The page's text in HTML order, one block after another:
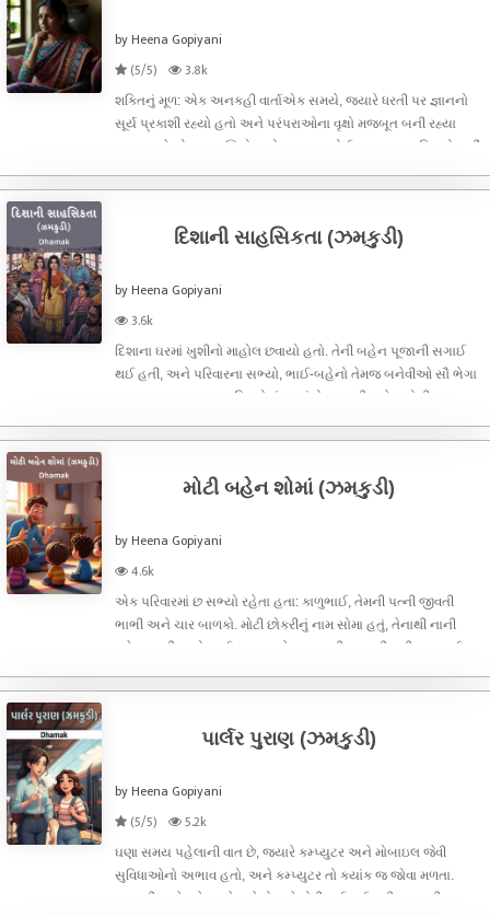
by Heena Gopiyani
(5/5)
3.8k
શક્તિનું મૂળ: એક અનકહી વાર્તાએક સમયે, જ્યારે ધરતી પર જ્ઞાનનો
સૂર્ય પ્રકાશી રહ્યો હતો અને પરંપરાઓના વૃક્ષો મજબૂત બની રહ્યા
હતા, ત્યારે એક પ્રશ્ન ઊભો થયો. આ પ્રશ્ન કોઈ સામાન્ય વ્યક્તિએ નહીં,
ધમકના મનમ
દિશાની સાહસિકતા (ઝમકુડી)
by Heena Gopiyani
3.6k
દિશાના ઘરમાં ખુશીનો માહોલ છવાયો હતો. તેની બહેન પૂજાની સગાઈ
થઈ હતી, અને પરિવારના સભ્યો, ભાઈ-બહેનો તેમજ બનેવીઓ સૌ ભેગા
થયા હતા. શરૂઆતના દિવસોમાં ઘરમાં રોનક હતી, મહેમાનોની
ફર્યા, પણ દિશાની બે મોટી બ
મોટી બહેન શોમાં (ઝમકુડી)
by Heena Gopiyani
4.6k
એક પરિવારમાં છ સભ્યો રહેતા હતા: કાળુભાઈ, તેમની પત્ની જીવતી
ભાભી અને ચાર બાળકો. મોટી છોકરીનું નામ સોમા હતું, તેનાથી નાની
સુરેખા, પછી નાનો ભાઈ પવન અને સાવ નાની ઝમકુડી હતી.કાળુભાઈ
ઓફિસ હતી. કાળુભાઈ
પાર્લર પુરાણ (ઝમકુડી)
by Heena Gopiyani
(5/5)
5.2k
ઘણા સમય પહેલાની વાત છે, જ્યારે કમ્પ્યુટર અને મોબાઇલ જેવી
સુવિધાઓનો અભાવ હતો, અને કમ્પ્યુટર તો ક્યાંક જ જોવા મળતા.
જમકુડી અને સુરેખા, બે બહેનો, હવે મોટી થઈ ગઈ હતી. જમકુડી ૧૬